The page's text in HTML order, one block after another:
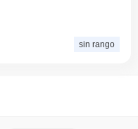
sin rango